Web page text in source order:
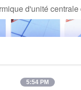
d'unité
radiateur de
silicone de ³ de
5:54 PM